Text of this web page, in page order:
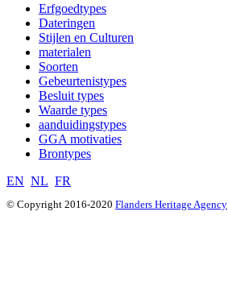
Erfgoedtypes
Dateringen
Stijlen en Culturen
materialen
Soorten
Gebeurtenistypes
Besluit types
Waarde types
aanduidingstypes
GGA motivaties
Brontypes
EN NL FR
© Copyright 2016-2020 Flanders Heritage Agency